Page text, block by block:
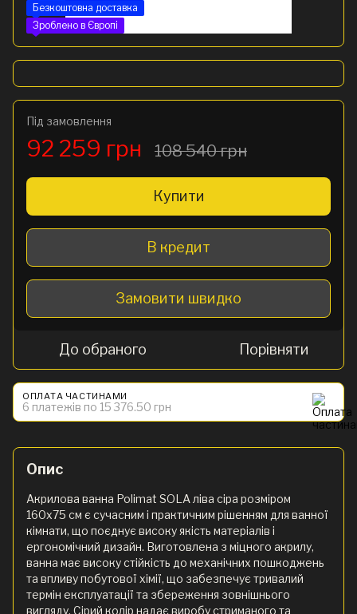
Безкоштовна доставка
Зроблено в Європі
Під замовлення
92 259 грн 108 540 грн
Купити
В кредит
Замовити швидко
До обраного Порівняти
ОПЛАТА ЧАСТИНАМИ
6 платежів по 15 376.50 грн
Опис
Акрилова ванна Polimat SOLA ліва сіра розміром
160х75 см є сучасним і практичним рішенням для ванної
кімнати, що поєднує високу якість матеріалів і
ергономічний дизайн. Виготовлена з міцного акрилу,
ванна має високу стійкість до механічних пошкоджень
та впливу побутової хімії, що забезпечує тривалий
термін експлуатації та збереження зовнішнього
вигляду. Сірий колір надає виробу стриманого та